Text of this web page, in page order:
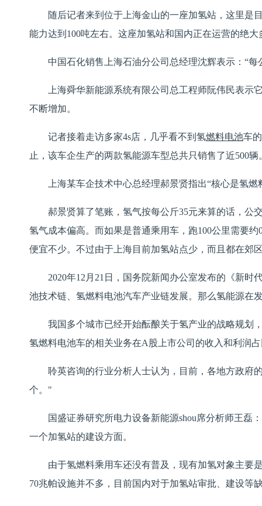
随后记者来到位于上海金山的一座加氢站，这里是
能力达到100吨左右。这座加氢站和国内正在运营的绝
中国石化销售上海石油分公司总经理沈辉表示：“
上海舜华新能源系统有限公司总工程师阮伟民表
不断增加。
记者接着走访多家4s店，几乎看不到氢燃料电池车
止，该车企生产的两款氢能源车型总共只销售了近500辆
上海某车企技术中心总经理郝景贤指出“核心是氢燃
郝景贤算了笔账，氢气按每公斤35元来算的话，公
氢气成本偏高。而如果是普通乘用车，跑100公里需要
便宜不少。不过由于上海目前加氢站点少，而且都在郊
2020年12月21日，国务院新闻办公室发布的《新
池技术链、氢燃料电池汽车产业链发展。那么氢能源在
我国多个城市已经开始酝酿关于氢产业的战略规划
氢燃料电池车的相关业务在A股上市公司的收入和利润
聆英咨询的行业分析人士认为，目前，各地方政府
个。"
国盛证券研究所电力设备新能源shou席分析师王磊
一个加氢站的建设方面。
由于氢燃料乘用车还没有普及，现有加氢对象主要
70兆帕设施并不多，目前国内对于加氢站审批、建设等